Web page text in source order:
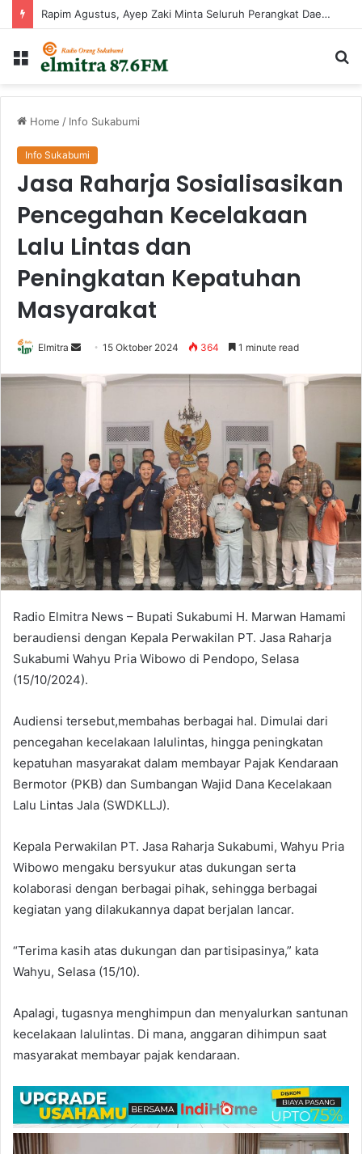
Rapim Agustus, Ayep Zaki Minta Seluruh Perangkat Daerah Percepat Peningkatan PAD
Menu
Home / Info Sukabumi
Info Sukabumi
Jasa Raharja Sosialisasikan
Pencegahan Kecelakaan
Lalu Lintas dan
Peningkatan Kepatuhan
Masyarakat
Elmitra
Send
email
15 Oktober 2024 364 1 minute read
Radio Elmitra News – Bupati Sukabumi H. Marwan Hamami
beraudiensi dengan Kepala Perwakilan PT. Jasa Raharja
Sukabumi Wahyu Pria Wibowo di Pendopo, Selasa
(15/10/2024).
Audiensi tersebut,membahas berbagai hal. Dimulai dari
pencegahan kecelakaan lalulintas, hingga peningkatan
kepatuhan masyarakat dalam membayar Pajak Kendaraan
Bermotor (PKB) dan Sumbangan Wajid Dana Kecelakaan
Lalu Lintas Jala (SWDKLLJ).
Kepala Perwakilan PT. Jasa Raharja Sukabumi, Wahyu Pria
Wibowo mengaku bersyukur atas dukungan serta
kolaborasi dengan berbagai pihak, sehingga berbagai
kegiatan yang dilakukannya dapat berjalan lancar.
“Terima kasih atas dukungan dan partisipasinya,” kata
Wahyu, Selasa (15/10).
Apalagi, tugasnya menghimpun dan menyalurkan santunan
kecelakaan lalulintas. Di mana, anggaran dihimpun saat
masyarakat membayar pajak kendaraan.